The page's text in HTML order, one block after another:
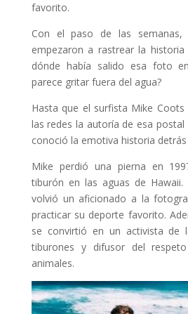
favorito.
Con el paso de las semanas,
empezaron a rastrear la
dónde había salido esa foto
parece gritar fuera del agua?
Hasta que el surfista Mike Coots
las redes la autoría de esa postal
conoció la emotiva historia
Mike perdió una pierna en
tiburón en las aguas de Hawaii.
volvió un aficionado a la
practicar su deporte favorito.
se convirtió en un activista de
tiburones y difusor del
animales.